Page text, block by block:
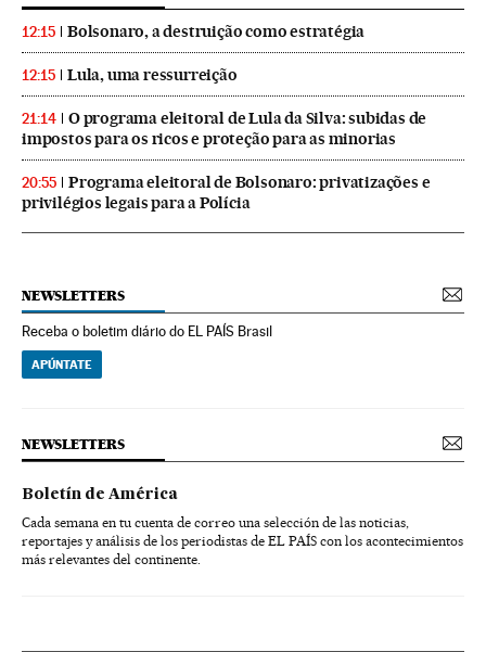
12:15 Bolsonaro, a destruição como estratégia
12:15 Lula, uma ressurreição
21:14
O programa eleitoral de Lula da Silva: subidas de
impostos para os ricos e proteção para as minorias
20:55
Programa eleitoral de Bolsonaro: privatizações e
privilégios legais para a Polícia
NEWSLETTERS
Receba o boletim diário do EL PAÍS Brasil
APÚNTATE
NEWSLETTERS
Boletín de América
Cada semana en tu cuenta de correo una selección de las noticias,
reportajes y análisis de los periodistas de EL PAÍS con los acontecimientos
más relevantes del continente.